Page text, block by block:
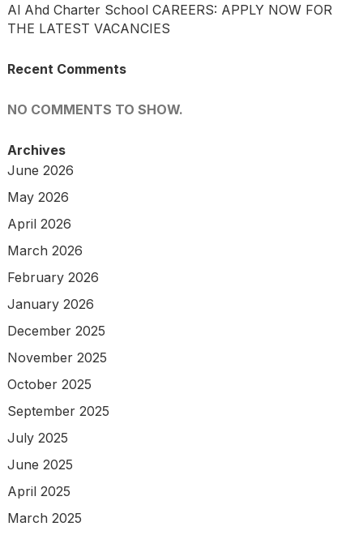
Al Ahd Charter School CAREERS: APPLY NOW FOR
THE LATEST VACANCIES
Recent Comments
NO COMMENTS TO SHOW.
Archives
June 2026
May 2026
April 2026
March 2026
February 2026
January 2026
December 2025
November 2025
October 2025
September 2025
July 2025
June 2025
April 2025
March 2025